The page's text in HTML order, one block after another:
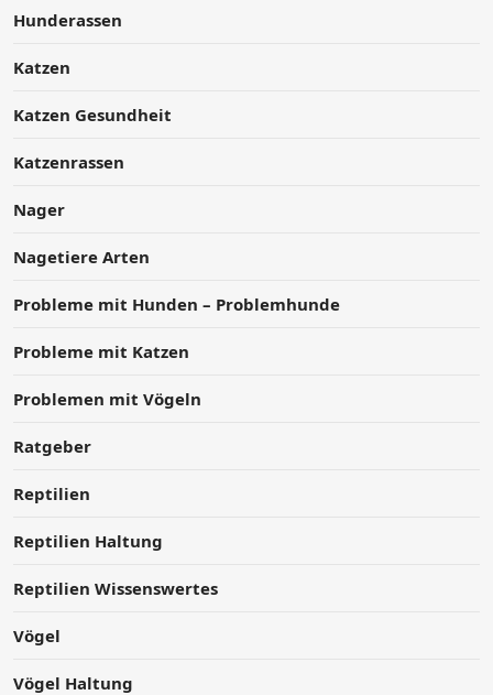
Hunderassen
Katzen
Katzen Gesundheit
Katzenrassen
Nager
Nagetiere Arten
Probleme mit Hunden – Problemhunde
Probleme mit Katzen
Problemen mit Vögeln
Ratgeber
Reptilien
Reptilien Haltung
Reptilien Wissenswertes
Vögel
Vögel Haltung